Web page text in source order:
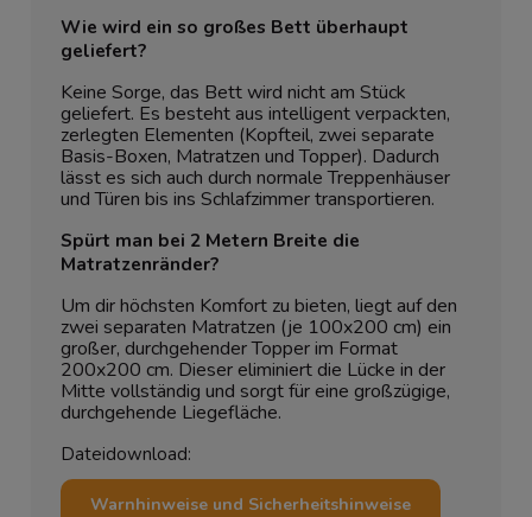
Wie wird ein so großes Bett überhaupt
geliefert?
Keine Sorge, das Bett wird nicht am Stück
geliefert. Es besteht aus intelligent verpackten,
zerlegten Elementen (Kopfteil, zwei separate
Basis-Boxen, Matratzen und Topper). Dadurch
lässt es sich auch durch normale Treppenhäuser
und Türen bis ins Schlafzimmer transportieren.
Spürt man bei 2 Metern Breite die
Matratzenränder?
Um dir höchsten Komfort zu bieten, liegt auf den
zwei separaten Matratzen (je 100x200 cm) ein
großer, durchgehender Topper im Format
200x200 cm. Dieser eliminiert die Lücke in der
Mitte vollständig und sorgt für eine großzügige,
durchgehende Liegefläche.
Dateidownload:
Warnhinweise und Sicherheitshinweise